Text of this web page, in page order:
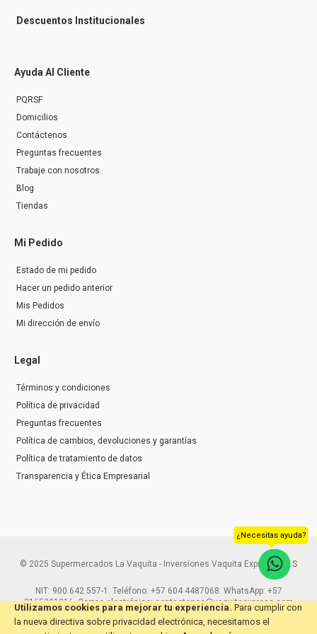
Utilizamos cookies para mejorar tu experiencia. Para cumplir con
la nueva directiva sobre privacidad electrónica, necesitamos el
Descuentos Institucionales
Ayuda Al Cliente
PQRSF
Domicilios
Contáctenos
Preguntas frecuentes
Trabaje con nosotros
Blog
Tiendas
Mi Pedido
Estado de mi pedido
Hacer un pedido anterior
Mis Pedidos
Mi dirección de envío
Legal
Términos y condiciones
Política de privacidad
Preguntas frecuentes
Política de cambios, devoluciones y garantías
Política de tratamiento de datos
Transparencia y Ética Empresarial
© 2025 Supermercados La Vaquita - Inversiones Vaquita Express S.A.S
NIT: 900.642.557-1. Teléfono: +57 604 4487068. WhatsApp: +57
3165291216. Correo electrónico: contactenos@vaquitaexpress.com
¿Necesitas ayuda?